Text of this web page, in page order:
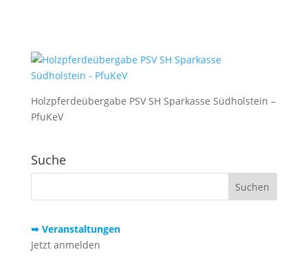
Holzpferdeübergabe PSV SH Sparkasse Südholstein –
PfuKeV
Suche
➥ Veranstaltungen
Jetzt anmelden